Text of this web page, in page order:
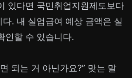
있다면 국민취업지원제도보다
. 내 실업급여 예상 금액은 실
인할 수 있습니다.
되는 거 아닌가요?” 맞는 말